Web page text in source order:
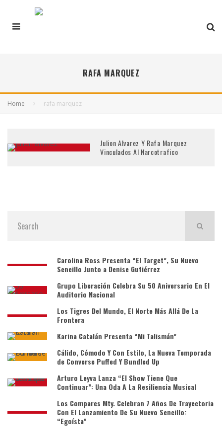
RAFA MARQUEZ
Home rafa marquez
Julion Alvarez Y Rafa Marquez
Vinculados Al Narcotrafico
Carolina Ross Presenta “El Target”, Su Nuevo
Sencillo Junto a Denise Gutiérrez
Grupo Liberación Celebra Su 50 Aniversario En El
Auditorio Nacional
Los Tigres Del Mundo, El Norte Más Allá De La
Frontera
Karina Catalán Presenta “Mi Talismán”
Cálido, Cómodo Y Con Estilo, La Nueva Temporada
de Converse Puffed Y Bundled Up
Arturo Leyva Lanza “El Show Tiene Que
Continuar”: Una Oda A La Resiliencia Musical
Los Compares Mty. Celebran 7 Años De Trayectoria
Con El Lanzamiento De Su Nuevo Sencillo:
“Egoísta”